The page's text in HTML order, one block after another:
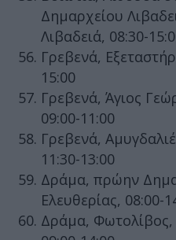
Δημαρχείου
Λιβαδειά, 08:30-
Γρεβενά,
15:00
Γρεβενά, Άγιος
09:00-11:00
Γρεβενά,
11:30-13:00
Δράμα, πρώην
Ελευθερίας, 08:00-
Δράμα, Φωτολίβος,